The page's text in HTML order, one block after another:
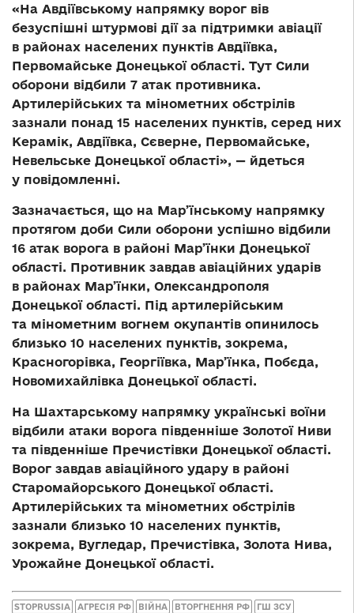
«На Авдіївському напрямку ворог вів
безуспішні штурмові дії за підтримки авіації
в районах населених пунктів Авдіївка,
Первомайське Донецької області. Тут Сили
оборони відбили 7 атак противника.
Артилерійських та мінометних обстрілів
зазнали понад 15 населених пунктів, серед них
Керамік, Авдіївка, Сєверне, Первомайське,
Невельське Донецької області», — йдеться
у повідомленні.
Зазначається, що на Мар’їнському напрямку
протягом доби Сили оборони успішно відбили
16 атак ворога в районі Мар’їнки Донецької
області. Противник завдав авіаційних ударів
в районах Мар’їнки, Олександрополя
Донецької області. Під артилерійським
та мінометним вогнем окупантів опинилось
близько 10 населених пунктів, зокрема,
Красногорівка, Георгіївка, Мар’їнка, Побєда,
Новомихайлівка Донецької області.
На Шахтарському напрямку українські воїни
відбили атаки ворога південніше Золотої Ниви
та південніше Пречистівки Донецької області.
Ворог завдав авіаційного удару в районі
Старомайорського Донецької області.
Артилерійських та мінометних обстрілів
зазнали близько 10 населених пунктів,
зокрема, Вугледар, Пречистівка, Золота Нива,
Урожайне Донецької області.
STOPRUSSIA АГРЕСІЯ РФ ВІЙНА ВТОРГНЕННЯ РФ ГШ ЗСУ